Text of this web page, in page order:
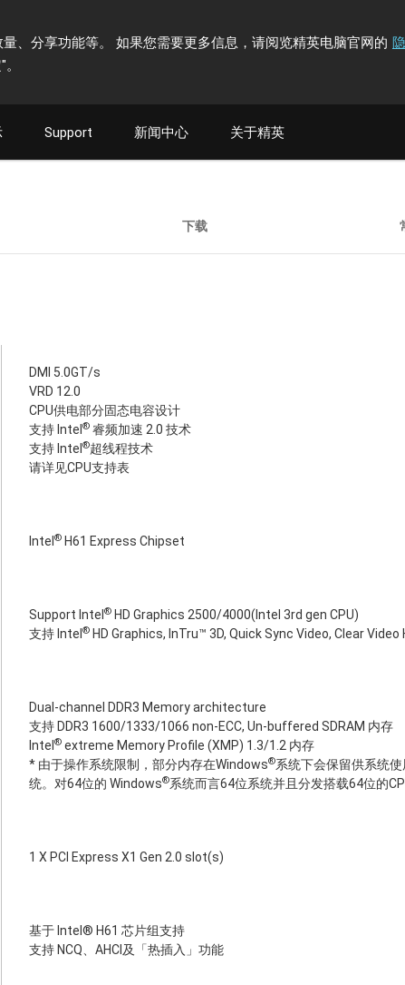
、分享功能等。 如果您需要更多信息，请阅览精英电脑官网的
。
Support 新闻中心 关于精英
下载
DMI 5.0GT/s
VRD 12.0
CPU供电部分固态电容设计
支持 Intel ® 睿频加速 2.0 技术
支持 Intel ®超线程技术
请详见CPU支持表
Intel ® H61 Express Chipset
Support Intel ® HD Graphics 2500/4000(Intel 3rd gen CPU)
支持 Intel ® HD Graphics, InTru™ 3D, Quick Sync Video, Clear Video
Dual-channel DDR3 Memory architecture
支持 DDR3 1600/1333/1066 non-ECC, Un-buffered SDRAM 内存
Intel ® extreme Memory Profile (XMP) 1.3/1.2 内存
* 由于操作系统限制，部分内存在Windows®系统下会保留供系统
统。对64位的 Windows®系统而言64位系统并且分发搭载64位的
1 X PCI Express X1 Gen 2.0 slot(s)
基于 Intel® H61 芯片组支持
支持 NCQ、AHCI及「热插入」功能